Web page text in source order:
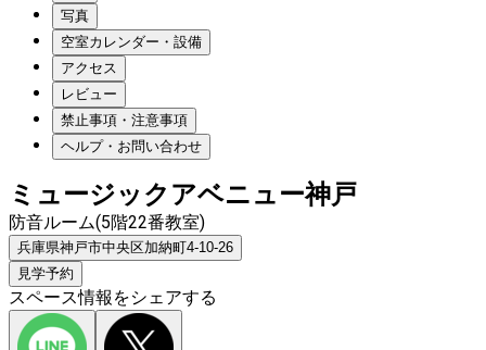
写真
空室カレンダー・設備
アクセス
レビュー
禁止事項・注意事項
ヘルプ・お問い合わせ
ミュージックアベニュー神戸
防音ルーム(5階22番教室)
兵庫県神戸市中央区加納町4-10-26
見学予約
スペース情報をシェアする